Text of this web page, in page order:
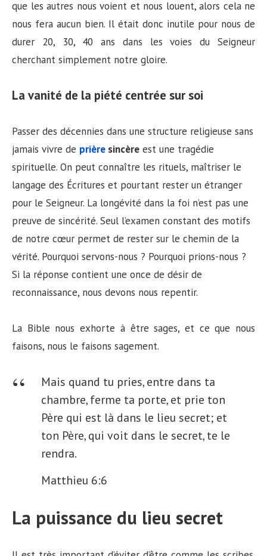
que les autres nous voient et nous louent, alors cela ne
nous fera aucun bien. Il était donc inutile pour nous de
durer 20, 30, 40 ans dans les voies du Seigneur
cherchant simplement notre gloire.
La vanité de la piété centrée sur soi
Passer des décennies dans une structure religieuse sans
jamais vivre de prière sincère est une tragédie
spirituelle. On peut connaître les rituels, maîtriser le
langage des Écritures et pourtant rester un étranger
pour le Seigneur. La longévité dans la foi n’est pas une
preuve de sincérité. Seul l’examen constant des motifs
de notre cœur permet de rester sur le chemin de la
vérité. Pourquoi servons-nous ? Pourquoi prions-nous ?
Si la réponse contient une once de désir de
reconnaissance, nous devons nous repentir.
La Bible nous exhorte à être sages, et ce que nous
faisons, nous le faisons sagement.
Mais quand tu pries, entre dans ta
chambre, ferme ta porte, et prie ton
Père qui est là dans le lieu secret; et
ton Père, qui voit dans le secret, te le
rendra.
Matthieu 6:6
La puissance du lieu secret